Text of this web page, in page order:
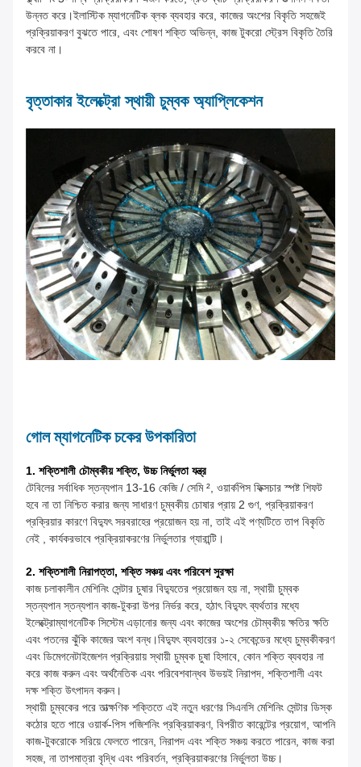
উন্নত করে।ইলাস্টিক ম্যাগনেটিক ব্লক ব্যবহার করে, কাজের অংশের বিকৃতি সহজেই
প্রক্রিয়াকরণ বুঝতে পারে, এবং শোষণ শক্তি অভিন্ন, কাজ টুকরো স্ট্রেস বিকৃতি তৈরি
করবে না।
বৃত্তাকার ইলেক্ট্রো স্থায়ী চুম্বক অ্যাপ্লিকেশন
গোল ম্যাগনেটিক চকের উপকারিতা
1. শক্তিশালী চৌম্বকীয় শক্তি, উচ্চ নির্ভুলতা যন্ত্র
টেবিলের সর্বাধিক স্তন্যপান 13-16 কেজি / সেমি ², ওয়ার্কপিস ফিক্সচার স্পষ্ট শিফট
হবে না তা নিশ্চিত করার জন্য সাধারণ চুম্বকীয় চোষার প্রায় 2 গুণ, প্রক্রিয়াকরণ
প্রক্রিয়ার কারণে বিদ্যুৎ সরবরাহের প্রয়োজন হয় না, তাই এই পণ্যটিতে তাপ বিকৃতি
নেই , কার্যকরভাবে প্রক্রিয়াকরণের নির্ভুলতার গ্যারান্টি।
2. শক্তিশালী নিরাপত্তা, শক্তি সঞ্চয় এবং পরিবেশ সুরক্ষা
কাজ চলাকালীন মেশিনিং সেন্টার চুষার বিদ্যুতের প্রয়োজন হয় না, স্থায়ী চুম্বক
স্তন্যপান স্তন্যপান কাজ-টুকরা উপর নির্ভর করে, হঠাৎ বিদ্যুৎ ব্যর্থতার মধ্যে
ইলেক্ট্রোম্যাগনেটিক সিস্টেম এড়ানোর জন্য এবং কাজের অংশের চৌম্বকীয় ক্ষতির ক্ষতি
এবং পতনের ঝুঁকি কাজের অংশ বন্ধ।বিদ্যুৎ ব্যবহারের ১-২ সেকেন্ডের মধ্যে চুম্বকীকরণ
এবং ডিমেগনেটাইজেশন প্রক্রিয়ায় স্থায়ী চুম্বক চুষা হিসাবে, কোন শক্তি ব্যবহার না
করে কাজ করুন এবং অর্থনৈতিক এবং পরিবেশবান্ধব উভয়ই নিরাপদ, শক্তিশালী এবং
দক্ষ শক্তি উৎপাদন করুন।
স্থায়ী চুম্বকের পরে তাত্ক্ষণিক শক্তিতে এই নতুন ধরণের সিএনসি মেশিনিং সেন্টার ডিস্ক
কঠোর হতে পারে ওয়ার্ক-পিস পজিশনিং প্রক্রিয়াকরণ, বিপরীত কারেন্টের প্রয়োগ, আপনি
কাজ-টুকরোকে সরিয়ে ফেলতে পারেন, নিরাপদ এবং শক্তি সঞ্চয় করতে পারেন, কাজ করা
সহজ, না তাপমাত্রা বৃদ্ধি এবং পরিবর্তন, প্রক্রিয়াকরণের নির্ভুলতা উচ্চ।